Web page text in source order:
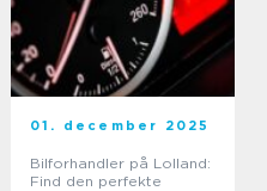
01. december 2025
Bilforhandler på Lolland:
Find den perfekte